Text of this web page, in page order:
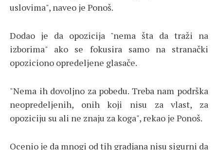
uslovima", naveo je Ponoš.
Dodao je da opozicija "nema šta da traži na
izborima" ako se fokusira samo na stranački
opoziciono opredeljene glasače.
"Nema ih dovoljno za pobedu. Treba nam podrška
neopredeljenih, onih koji nisu za vlast, za
opoziciju su ali ne znaju za koga", rekao je Ponoš.
Ocenio je da mnogi od tih gradjana nisu sigurni da